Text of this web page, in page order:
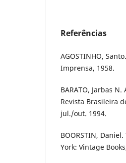
Referências
AGOSTINHO,
Imprensa, 1958.
BARATO, Jarbas
Revista Brasileira
jul./out. 1994.
BOORSTIN,
York: Vintage